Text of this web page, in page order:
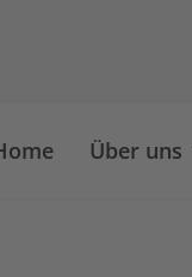
Über uns